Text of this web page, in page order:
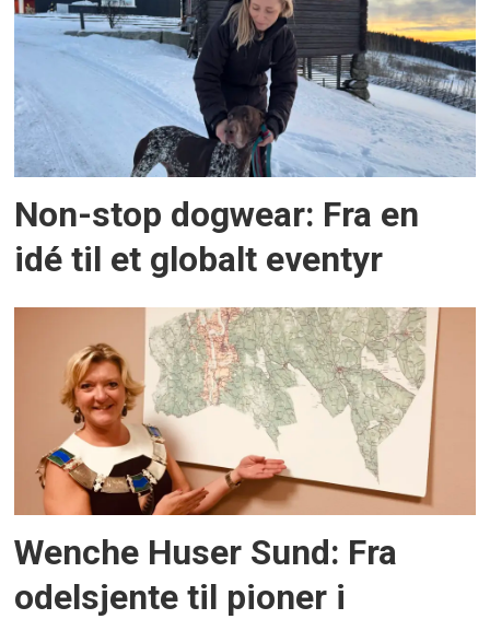
Non-stop dogwear: Fra en
idé til et globalt eventyr
Wenche Huser Sund: Fra
odelsjente til pioner i